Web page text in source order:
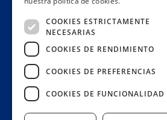
Muro de donantes
Únete aquí
COOKIES ESTRICTAMENTE
NECESARIAS
COOKIES DE RENDIMIENTO
COOKIES DE PREFERENCIAS
COOKIES DE FUNCIONALIDAD